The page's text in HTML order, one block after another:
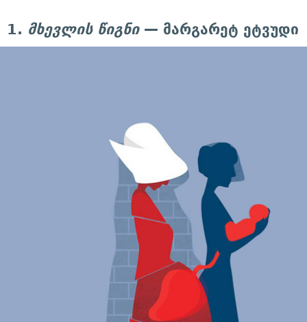
1. მხევლის წიგნი— მარგარეტ ეტვუდი